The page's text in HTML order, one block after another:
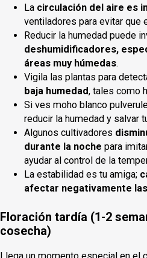
La circulación del aire es
ventiladores para evitar que
Reducir la humedad puede
deshumidificadores,
áreas muy húmedas.
Vigila las plantas para
baja humedad, tales como
Si ves moho blanco
reducir la humedad y salvar
Algunos cultivadores
durante la noche para
ayudar al control de la
La estabilidad es tu amiga;
afectar negativamente
Floración tardía (1-2
cosecha)